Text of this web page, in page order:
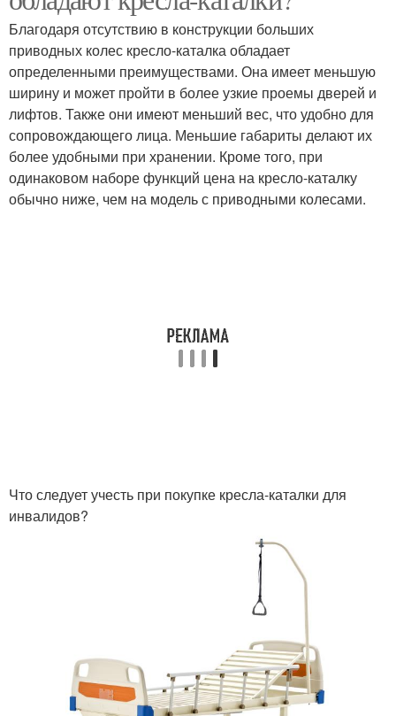
Благодаря отсутствию в конструкции больших
приводных колес кресло-каталка обладает
определенными преимуществами. Она имеет меньшую
ширину и может пройти в более узкие проемы дверей и
лифтов. Также они имеют меньший вес, что удобно для
сопровождающего лица. Меньшие габариты делают их
более удобными при хранении. Кроме того, при
одинаковом наборе функций цена на кресло-каталку
обычно ниже, чем на модель с приводными колесами.
Что следует учесть при покупке кресла-каталки для
инвалидов?